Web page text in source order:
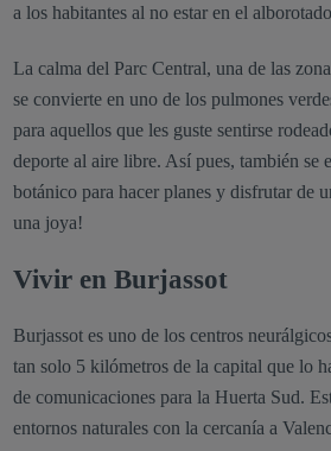
a los habitantes al no estar en el
La calma del Parc Central, una de las
se convierte en uno de los pulmones
para aquellos que les guste sentirse
deporte al aire libre. Así pues, también se
botánico para hacer planes y disfrutar de
una joya!
Vivir en Burjassot
Burjassot es uno de los centros
tan solo 5 kilómetros de la capital que lo
de comunicaciones para la Huerta Sud.
entornos naturales con la cercanía a